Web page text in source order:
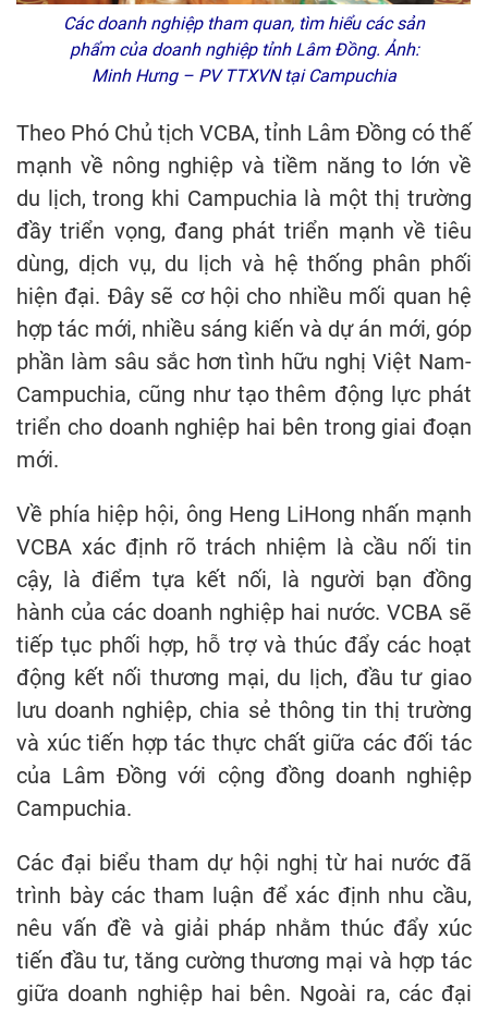
Các doanh nghiệp tham quan, tìm hiểu các sản
phẩm của doanh nghiệp tỉnh Lâm Đồng. Ảnh:
Minh Hưng – PV TTXVN tại Campuchia
Theo Phó Chủ tịch VCBA, tỉnh Lâm Đồng có thế
mạnh về nông nghiệp và tiềm năng to lớn về
du lịch, trong khi Campuchia là một thị trường
đầy triển vọng, đang phát triển mạnh về tiêu
dùng, dịch vụ, du lịch và hệ thống phân phối
hiện đại. Đây sẽ cơ hội cho nhiều mối quan hệ
hợp tác mới, nhiều sáng kiến và dự án mới, góp
phần làm sâu sắc hơn tình hữu nghị Việt Nam-
Campuchia, cũng như tạo thêm động lực phát
triển cho doanh nghiệp hai bên trong giai đoạn
mới.
Về phía hiệp hội, ông Heng LiHong nhấn mạnh
VCBA xác định rõ trách nhiệm là cầu nối tin
cậy, là điểm tựa kết nối, là người bạn đồng
hành của các doanh nghiệp hai nước. VCBA sẽ
tiếp tục phối hợp, hỗ trợ và thúc đẩy các hoạt
động kết nối thương mại, du lịch, đầu tư giao
lưu doanh nghiệp, chia sẻ thông tin thị trường
và xúc tiến hợp tác thực chất giữa các đối tác
của Lâm Đồng với cộng đồng doanh nghiệp
Campuchia.
Các đại biểu tham dự hội nghị từ hai nước đã
trình bày các tham luận để xác định nhu cầu,
nêu vấn đề và giải pháp nhằm thúc đẩy xúc
tiến đầu tư, tăng cường thương mại và hợp tác
giữa doanh nghiệp hai bên. Ngoài ra, các đại